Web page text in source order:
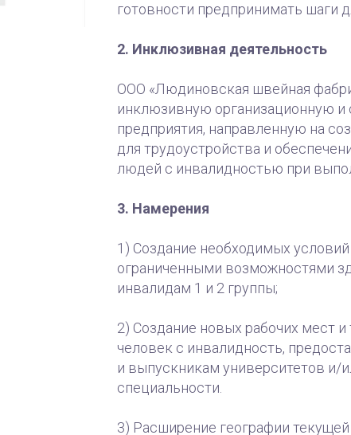
готовности предпринимать шаги
2. Инклюзивная деятельность
ООО «Людиновская швейная
инклюзивную организационную и
предприятия, направленную на
для трудоустройства и
людей с инвалидностью при
3. Намерения
1) Создание необходимых
ограниченными возможностями
инвалидам 1 и 2 группы;
2) Создание новых рабочих мест
человек с инвалидность,
и выпускникам университетов и/
специальности.
3) Расширение географии